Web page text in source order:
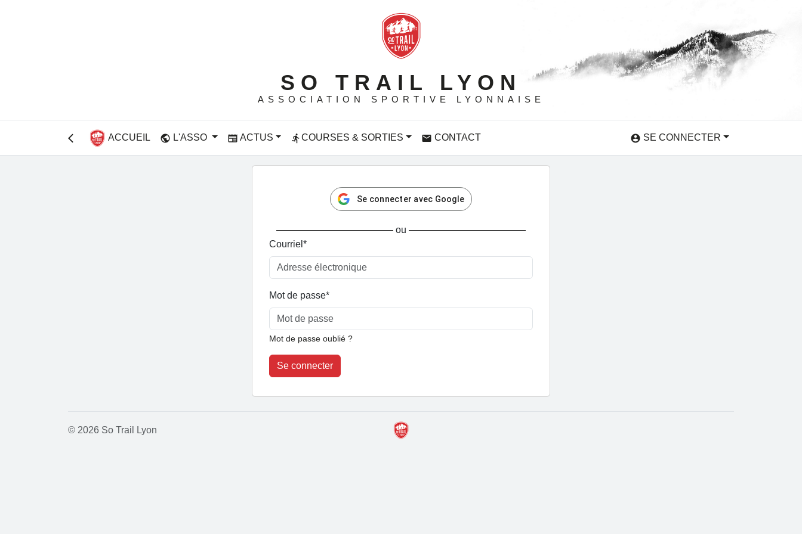
SO TRAIL LYON
ASSOCIATION SPORTIVE LYONNAISE
arrow_back_ios ACCUEIL public L'ASSO newspaper ACTUS directions_runCOURSES & SORTIES email CONTACT account_circle SE CONNECTER
Se connecter avec Google
ou
Courriel *
Mot de passe*
Mot de passe oublié ?
Se connecter
© 2026 So Trail Lyon